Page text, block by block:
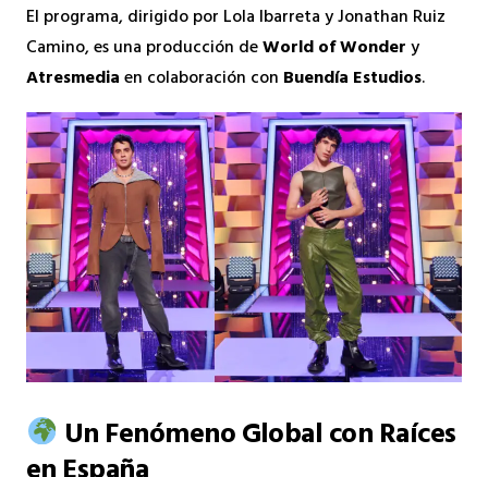
El programa, dirigido por Lola Ibarreta y Jonathan Ruiz
Camino, es una producción deWorld of Wondery
Atresmediaen colaboración con Buendía Estudios.
Un Fenómeno Global con Raíces